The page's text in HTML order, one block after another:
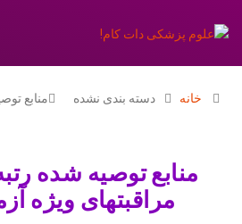
خانه دسته بندی نشده منابع
مراقبتهای ویژه